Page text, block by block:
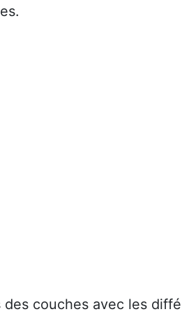
des couches avec les